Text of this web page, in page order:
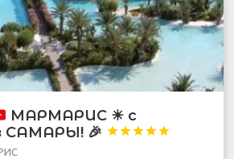
МАРМАРИС ☀с
САМАРЫ! 🎉 



